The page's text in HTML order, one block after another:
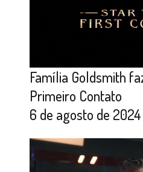
Família Goldsmith
Primeiro Contato
6 de agosto de 2024